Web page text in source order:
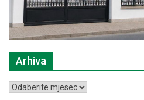
Arhiva
Arhiva